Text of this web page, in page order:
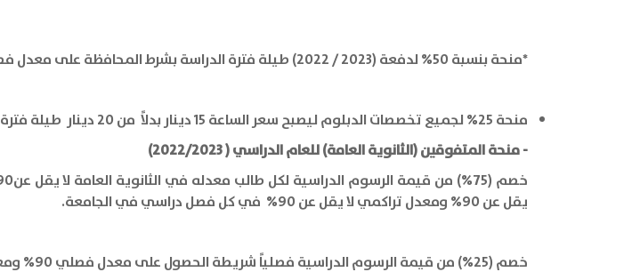
*منحة بنسبة 50% لدفعة (2023 / 2022) طيلة فترة الدراسة بشرط المحافظة على معدل فصلي 85% للاستمرار.
منحة 25% لجميع تخصصات الدبلوم ليصبح سعر الساعة 15 دينار بدلاً من 20 دينار طيلة فترة الدراسة دون شروط.
- منحة المتفوقين (الثانوية العامة)للعام الدراسي ( 2022/2023)
يقل عن 90% ومعدل تراكمي لا يقل عن 90% في كل فصل دراسي في الجامعة.
خصم (25%) من قيمة الرسوم الدراسية فصلياً شريطة الحصول على معدل فصلي 90% ومعدل تراكمي 85% للاستمرار.